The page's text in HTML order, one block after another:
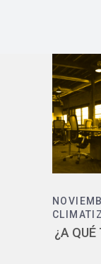
¿A QUÉ